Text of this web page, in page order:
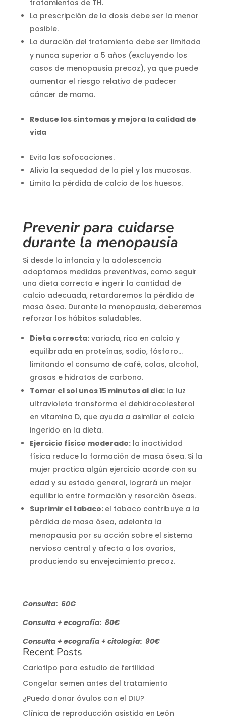
tratamientos de TH.
La prescripción de la dosis debe ser la menor
posible.
La duración del tratamiento debe ser limitada
y nunca superior a 5 años (excluyendo los
casos de menopausia precoz), ya que puede
aumentar el riesgo relativo de padecer
cáncer de mama.
Reduce los síntomas y mejora la calidad de
vida
Evita las sofocaciones.
Alivia la sequedad de la piel y las mucosas.
Limita la pérdida de calcio de los huesos.
Prevenir para cuidarse
durante la menopausia
Si desde la infancia y la adolescencia
adoptamos medidas preventivas, como seguir
una dieta correcta e ingerir la cantidad de
calcio adecuada, retardaremos la pérdida de
masa ósea. Durante la menopausia, deberemos
reforzar los hábitos saludables.
Dieta correcta:variada, rica en calcio y
equilibrada en proteínas, sodio, fósforo…
limitando el consumo de café, colas, alcohol,
grasas e hidratos de carbono.
Tomar el sol unos 15 minutos al día: la luz
ultravioleta transforma el dehidrocolesterol
en vitamina D, que ayuda a asimilar el calcio
ingerido en la dieta.
Ejercicio físico moderado:la inactividad
física reduce la formación de masa ósea. Si la
mujer practica algún ejercicio acorde con su
edad y su estado general, logrará un mejor
equilibrio entre formación y resorción óseas.
Suprimir el tabaco: el tabaco contribuye a la
pérdida de masa ósea, adelanta la
menopausia por su acción sobre el sistema
nervioso central y afecta a los ovarios,
produciendo su envejecimiento precoz.
Consulta: 60€
Consulta + ecografía: 80€
Consulta + ecografía + citología: 90€
Recent Posts
Cariotipo para estudio de fertilidad
Congelar semen antes del tratamiento
¿Puedo donar óvulos con el DIU?
Clínica de reproducción asistida en León